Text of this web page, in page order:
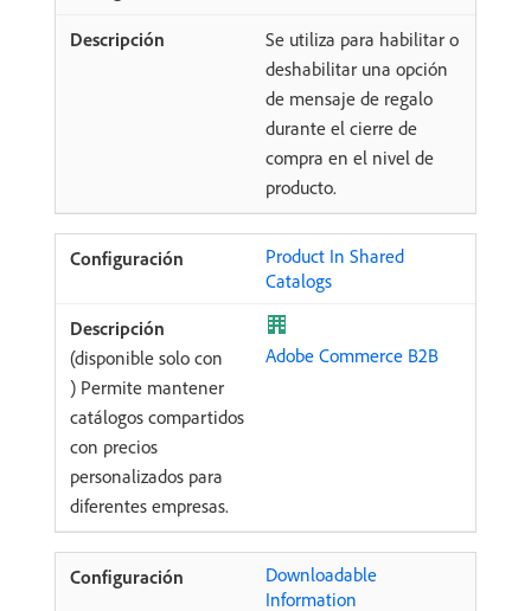
Se utiliza para habilitar o
deshabilitar una opción
de mensaje de regalo
durante el cierre de
compra en el nivel de
producto.
Product In Shared
Catalogs
(disponible solo con
Adobe Commerce B2B
) Permite mantener
catálogos compartidos
con precios
personalizados para
diferentes empresas.
Downloadable
Information